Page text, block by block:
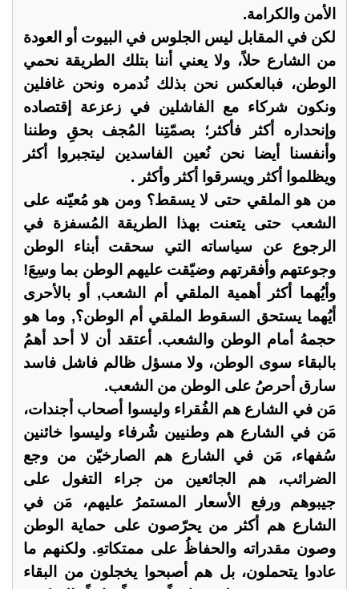
الأمن والكرامة.
لكن في المقابل ليس الجلوس في البيوت أو العودة
من الشارع حلاً، ولا يعني أننا بتلك الطريقة نحمي
الوطن، فبالعكس نحن بذلك نُدمره ونحن غافلين
ونكون شركاء مع الفاشلين في زعزعة إقتصاده
وإنحداره أكثر فأكثر؛ بصمّتِنا المُجف بحقِ وطننا
وأنفسنا أيضا نحن نُعين الفاسدين ليتجبروا أكثر
ويظلموا أكثر ويسرقوا أكثر وأكثر .
من هو الملقي حتى لا يسقط؟ ومن هو مُعيّنه على
الشعب حتى يتعنت بهذا الطريقة المُسفزة في
الرجوع عن سياساته التي سحقت أبناء الوطن
وجوعتهم وأفقرتهم وضيّقت عليهم الوطن بما وسِعَ!
وأيُهما أكثر أهمية الملقي أم الشعب, أو بالأحرى
أيُهما يستحق السقوط الملقي أم الوطن؟, وما هو
حجمهُ أمام الوطن والشعب. أعتقد أن لا أحد أهمُ
بالبقاء سوى الوطن، ولا مسؤل ظالم فاشل فاسد
سارق أحرصُ على الوطن من الشعب.
مَن في الشارع هم الفُقراء وليسوا أصحاب أجندات،
مَن في الشارع هم وطنيين شُرفاء وليسوا خائنين
سُفهاء، مَن في الشارع هم الصارخيّن من وجع
الضرائب، هم الجائعين من جراء التغول على
جيبوهم ورفع الأسعار المستمرُ عليهم، مَن في
الشارع هم أكثر من يحرّصون على حماية الوطن
وصون مقدراته والحفاظُ على ممتكاتهِ. ولكنهم ما
عادوا يتحملون، بل هم أصبحوا يخجلون من البقاء